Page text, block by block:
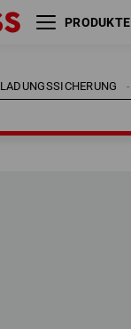
PRODUKTE
LADUNGSSICHERUNG
LADUNGSSICHERUNG